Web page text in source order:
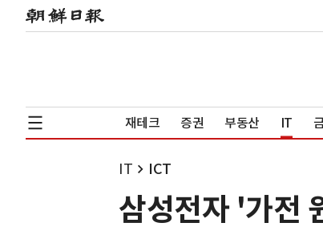
재테크 증권 부동산 IT
IT ICT
삼성전자 '가전